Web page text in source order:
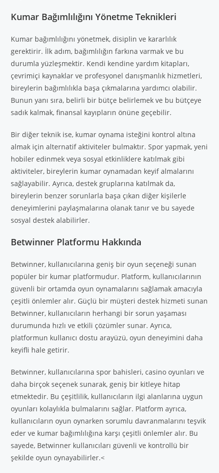
Kumar Bağımlılığını Yönetme Teknikleri
Kumar bağımlılığını yönetmek, disiplin ve kararlılık
gerektirir. İlk adım, bağımlılığın farkına varmak ve bu
durumla yüzleşmektir. Kendi kendine yardım kitapları,
çevrimiçi kaynaklar ve profesyonel danışmanlık hizmetleri,
bireylerin bağımlılıkla başa çıkmalarına yardımcı olabilir.
Bunun yanı sıra, belirli bir bütçe belirlemek ve bu bütçeye
sadık kalmak, finansal kayıpların önüne geçebilir.
Bir diğer teknik ise, kumar oynama isteğini kontrol altına
almak için alternatif aktiviteler bulmaktır. Spor yapmak, yeni
hobiler edinmek veya sosyal etkinliklere katılmak gibi
aktiviteler, bireylerin kumar oynamadan keyif almalarını
sağlayabilir. Ayrıca, destek gruplarına katılmak da,
bireylerin benzer sorunlarla başa çıkan diğer kişilerle
deneyimlerini paylaşmalarına olanak tanır ve bu sayede
sosyal destek alabilirler.
Betwinner Platformu Hakkında
Betwinner, kullanıcılarına geniş bir oyun seçeneği sunan
popüler bir kumar platformudur. Platform, kullanıcılarının
güvenli bir ortamda oyun oynamalarını sağlamak amacıyla
çeşitli önlemler alır. Güçlü bir müşteri destek hizmeti sunan
Betwinner, kullanıcıların herhangi bir sorun yaşaması
durumunda hızlı ve etkili çözümler sunar. Ayrıca,
platformun kullanıcı dostu arayüzü, oyun deneyimini daha
keyifli hale getirir.
Betwinner, kullanıcılarına spor bahisleri, casino oyunları ve
daha birçok seçenek sunarak, geniş bir kitleye hitap
etmektedir. Bu çeşitlilik, kullanıcıların ilgi alanlarına uygun
oyunları kolaylıkla bulmalarını sağlar. Platform ayrıca,
kullanıcıların oyun oynarken sorumlu davranmalarını teşvik
eder ve kumar bağımlılığına karşı çeşitli önlemler alır. Bu
sayede, Betwinner kullanıcıları güvenli ve kontrollü bir
şekilde oyun oynayabilirler.<